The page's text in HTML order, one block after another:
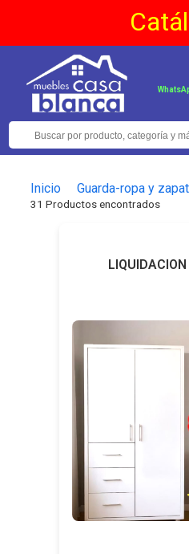
Inicio Guarda-ropa y
31 Productos encontrados